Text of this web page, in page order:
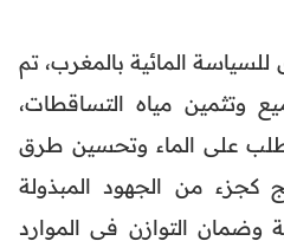
المائية بالمغرب، تم
وتثمين مياه التساقطات،
على الماء وتحسين طرق
كجزء من الجهود المبذولة
وضمان التوازن في الموارد